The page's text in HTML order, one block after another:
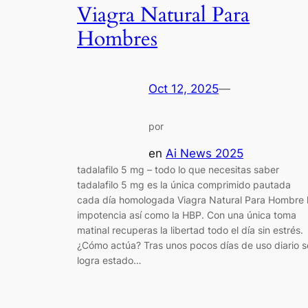
Viagra Natural Para
Hombres
Oct 12, 2025—
por
en Ai News 2025
tadalafilo 5 mg – todo lo que necesitas saber
tadalafilo 5 mg es la única comprimido pautada
cada día homologada Viagra Natural Para Hombre
impotencia así como la HBP. Con una única toma
matinal recuperas la libertad todo el día sin estrés.
¿Cómo actúa? Tras unos pocos días de uso diario
logra estado…